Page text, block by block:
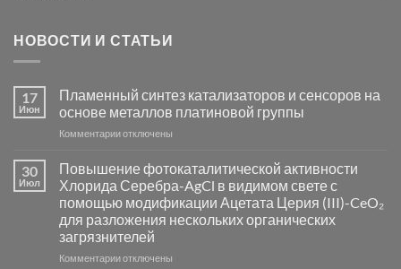
НОВОСТИ И СТАТЬИ
17
Июн
Пламенный синтез катализаторов и сенсоров на
основе металлов платиновой группы
Комментариик
Пламенный
синтез
катализаторов
и
сенсоров
на
основе
отключены
30
Июл
Повышение фотокаталитической активности
Хлорида Серебра-AgCl в видимом свете с
помощью модификации Ацетата Церия (III)-CeO₂
для разложения нескольких органических
загрязнителей
Комментариикотключены